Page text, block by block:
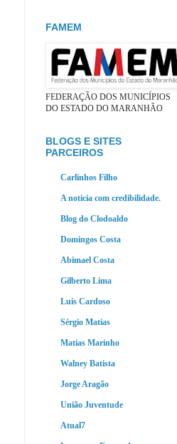
FAMEM
FEDERAÇÃO DOS MUNICÍPIOS
DO ESTADO DO MARANHÃO
BLOGS E SITES
PARCEIROS
Carlinhos Filho
A noticia com credibilidade.
Blog do Clodoaldo
Domingos Costa
Abimael Costa
Gilberto Lima
Luís Cardoso
Sérgio Matias
Matias Marinho
Walney Batista
Jorge Aragão
União Juventude
Atual7